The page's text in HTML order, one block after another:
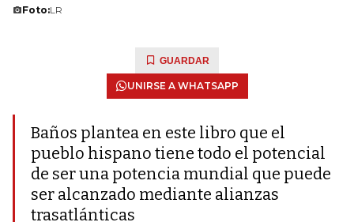
Foto:LR
GUARDAR
UNIRSE A WHATSAPP
Baños plantea en este libro que el
pueblo hispano tiene todo el potencial
de ser una potencia mundial que puede
ser alcanzado mediante alianzas
trasatlánticas